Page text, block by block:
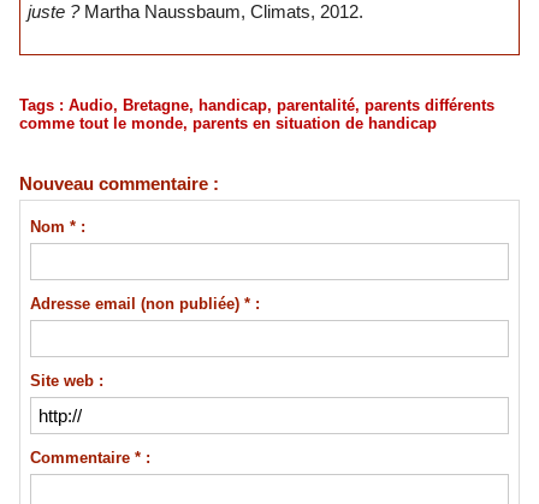
juste ?Martha Naussbaum, Climats, 2012.
Tags : Audio, Bretagne, handicap, parentalité, parents différents
comme tout le monde, parents en situation de handicap
Nouveau commentaire :
Nom * :
Adresse email (non publiée) * :
Site web :
Commentaire * :